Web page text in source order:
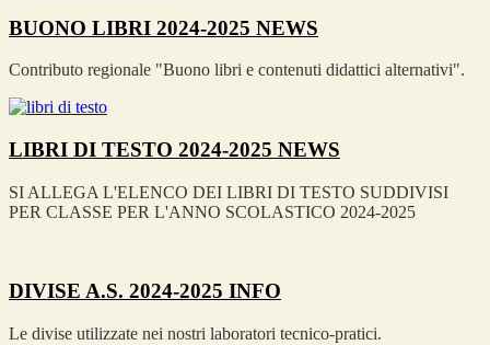
BUONO LIBRI 2024-2025 NEWS
Contributo regionale "Buono libri e contenuti didattici alternativi".
LIBRI DI TESTO 2024-2025 NEWS
SI ALLEGA L'ELENCO DEI LIBRI DI TESTO SUDDIVISI
PER CLASSE PER L'ANNO SCOLASTICO 2024-2025
DIVISE A.S. 2024-2025 INFO
Le divise utilizzate nei nostri laboratori tecnico-pratici.